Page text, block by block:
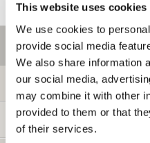
This website uses cookies
We use cookies to
provide social media
We also share information
our social media,
may combine it with other
provided to them or that
of their services.
ご利用情報
初めての方へ
ご利用ガイド